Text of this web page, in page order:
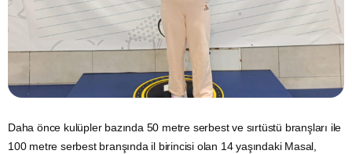
Daha önce kulüpler bazında 50 metre serbest ve sırtüstü branşları ile
100 metre serbest branşında il birincisi olan 14 yaşındaki Masal,